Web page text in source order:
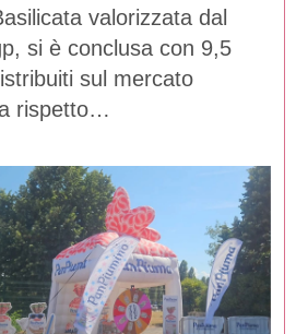
valorizzata dal
si è conclusa con 9,5
sul mercato
rispetto…